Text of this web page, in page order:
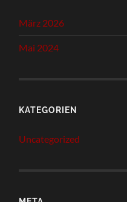
März 2026
Mai 2024
KATEGORIEN
Uncategorized